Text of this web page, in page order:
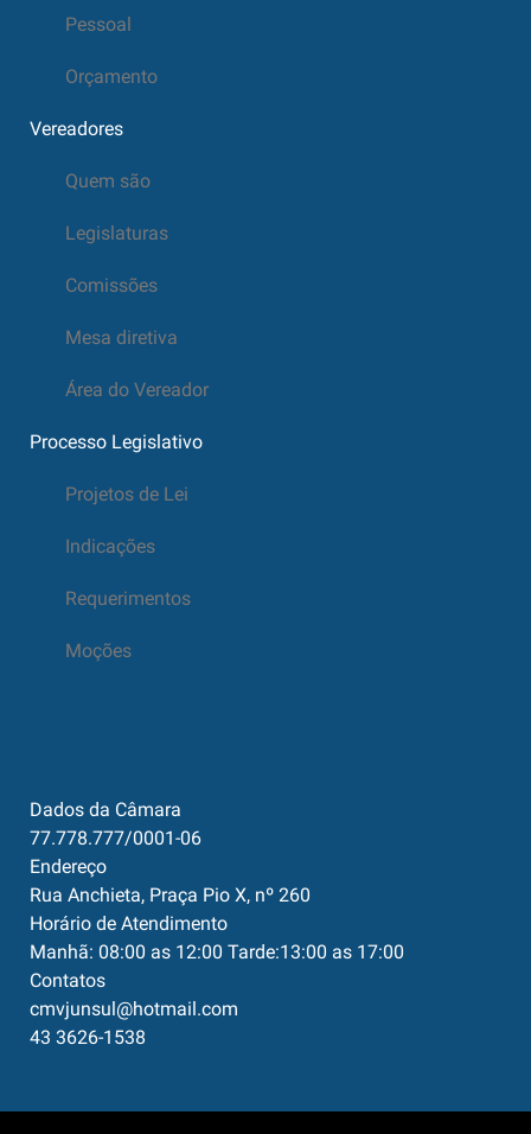
Pessoal
Orçamento
Vereadores
Quem são
Legislaturas
Comissões
Mesa diretiva
Área do Vereador
Processo Legislativo
Projetos de Lei
Indicações
Requerimentos
Moções
Dados da Câmara
77.778.777/0001-06
Endereço
Rua Anchieta, Praça Pio X, nº 260
Horário de Atendimento
Manhã: 08:00 as 12:00 Tarde:13:00 as 17:00
Contatos
cmvjunsul@hotmail.com
43 3626-1538